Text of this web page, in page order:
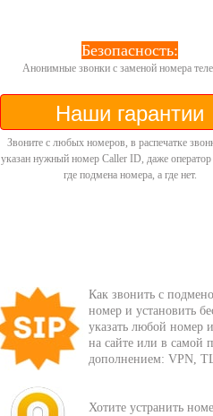
Безопасность:
Анонимные звонки с заменой номера
Звоните с любых номеров, в распечатке
указан нужный номер Caller ID, даже
где подмена номера, а где нет.
Как звонить с
номер и установить
указать любой номер
на сайте или в самой
дополнением: VPN,
Хотите устранить